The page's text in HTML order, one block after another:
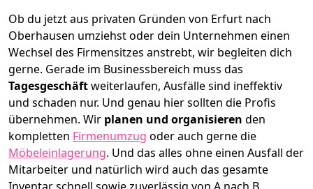
Ob du jetzt aus privaten Gründen von Erfurt nach
Oberhausen umziehst oder dein Unternehmen einen
Wechsel des Firmensitzes anstrebt, wir begleiten dich
gerne. Gerade im Businessbereich muss das
Tagesgeschäftweiterlaufen, Ausfälle sind ineffektiv
und schaden nur. Und genau hier sollten die Profis
übernehmen. Wir planen und organisieren den
kompletten Firmenumzug oder auch gerne die
Möbeleinlagerung. Und das alles ohne einen Ausfall der
Mitarbeiter und natürlich wird auch das gesamte